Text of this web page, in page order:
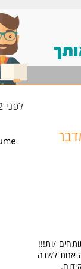
לפני 12 שעות
בלבד - משכורת 15,000 מדבר
/ות!!!
אחת לשנה